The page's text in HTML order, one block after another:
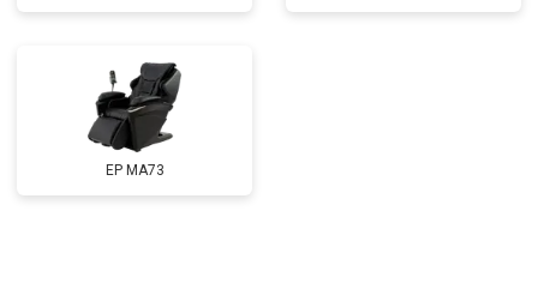
Ремонт сканера от 4800 ₽ Заказать
Ремонт купюроприемника
Замена сетевого трансформатора
Ремонт микро-лифта
EP MA73